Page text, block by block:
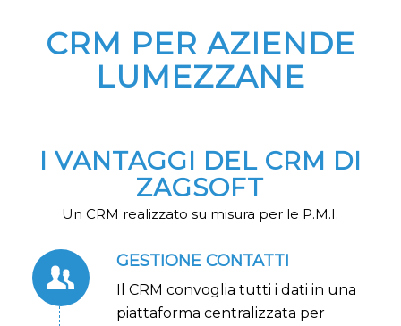
CRM PER AZIENDE
LUMEZZANE
I VANTAGGI DEL CRM DI
ZAGSOFT
Un CRM realizzato su misura per le P.M.I.
GESTIONE CONTATTI
Il CRM convoglia tutti i dati in una
piattaforma centralizzata per